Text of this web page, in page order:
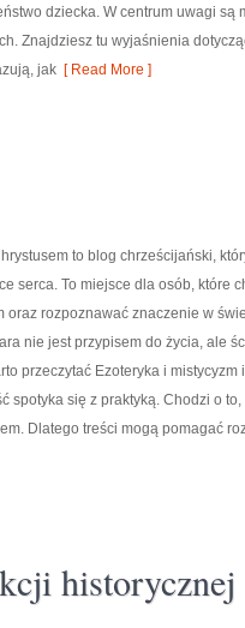
dziecka. W centrum uwagi są
Znajdziesz tu wyjaśnienia
jak [ Read More ]
to blog chrześcijański,
serca. To miejsce dla osób, które
oraz rozpoznawać znaczenie w
nie jest przypisem do życia, ale
przeczytać Ezoteryka i
spotyka się z praktyką. Chodzi o
Dlatego treści mogą pomagać
historycznej